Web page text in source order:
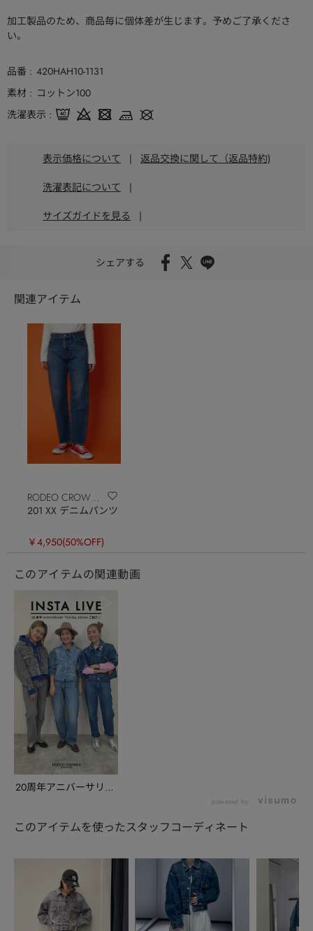
加工製品のため、商品毎に個体差が生じます。予めご了承くださ
い。
品番
420HAH10-1131
素材
コットン100
洗濯表示
表示価格について | 返品交換に関して（返品特約)
洗濯表記について |
サイズガイドを見る |
シェアする
関連アイテム
RODEO CROWNS
WIDE BOWL
201 XX デニムパンツ
￥4,950(50%OFF)
このアイテムの関連動画
20周年アニバーサリー
powered by
このアイテムを使ったスタッフコーディネート